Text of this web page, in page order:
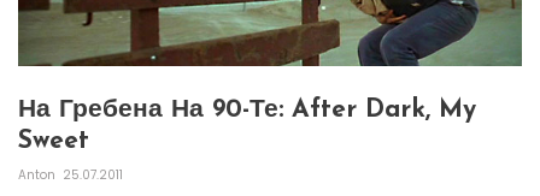
На Гребена На 90-Те: After Dark, My
Sweet
Anton 25.07.2011